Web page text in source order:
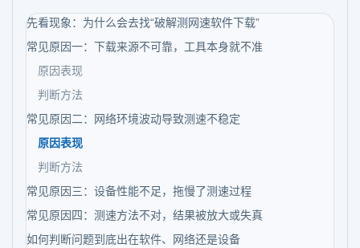
先看现象：为什么会去找“破解测网速软件下载”
常见原因一：下载来源不可靠，工具本身就不准
原因表现
判断方法
常见原因二：网络环境波动导致测速不稳定
原因表现
判断方法
常见原因三：设备性能不足，拖慢了测速过程
常见原因四：测速方法不对，结果被放大或失真
如何判断问题到底出在软件、网络还是设备